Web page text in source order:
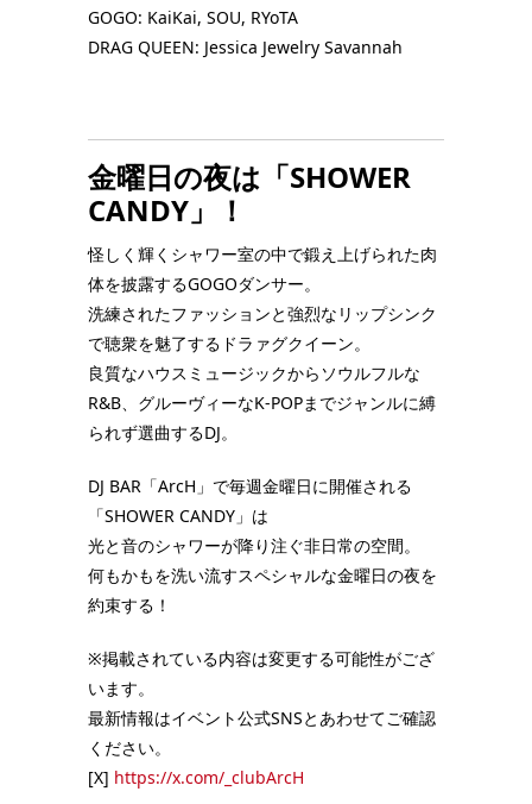
GOGO: KaiKai, SOU, RYoTA
DRAG QUEEN: Jessica Jewelry Savannah
金曜日の夜は「SHOWER
CANDY」！
怪しく輝くシャワー室の中で鍛え上げられた肉
体を披露するGOGOダンサー。
洗練されたファッションと強烈なリップシンク
で聴衆を魅了するドラァグクイーン。
良質なハウスミュージックからソウルフルな
R&B、グルーヴィーなK-POPまでジャンルに縛
られず選曲するDJ。
DJ BAR「ArcH」で毎週金曜日に開催される
「SHOWER CANDY」は
光と音のシャワーが降り注ぐ非日常の空間。
何もかもを洗い流すスペシャルな金曜日の夜を
約束する！
※掲載されている内容は変更する可能性がござ
います。
最新情報はイベント公式SNSとあわせてご確認
ください。
[X] https://x.com/_clubArcH